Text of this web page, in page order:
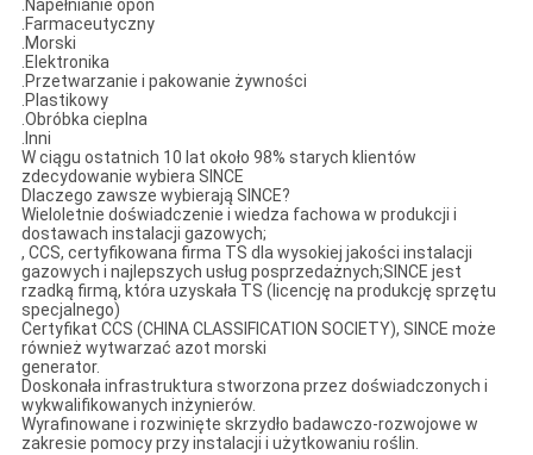
.Napełnianie opon
.Farmaceutyczny
.Morski
.Elektronika
.Przetwarzanie i pakowanie żywności
.Plastikowy
.Obróbka cieplna
.Inni
W ciągu ostatnich 10 lat około 98% starych klientów
zdecydowanie wybiera SINCE
Dlaczego zawsze wybierają SINCE?
Wieloletnie doświadczenie i wiedza fachowa w produkcji i
dostawach instalacji gazowych;
, CCS, certyfikowana firma TS dla wysokiej jakości instalacji
gazowych i najlepszych usług posprzedażnych;SINCE jest
rzadką firmą, która uzyskała TS (licencję na produkcję sprzętu
specjalnego)
Certyfikat CCS (CHINA CLASSIFICATION SOCIETY), SINCE może
również wytwarzać azot morski
generator.
Doskonała infrastruktura stworzona przez doświadczonych i
wykwalifikowanych inżynierów.
Wyrafinowane i rozwinięte skrzydło badawczo-rozwojowe w
zakresie pomocy przy instalacji i użytkowaniu roślin.